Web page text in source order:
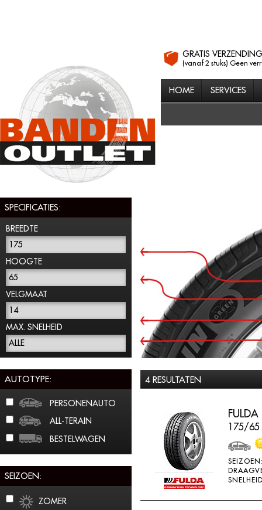
GRATIS VERZENDING
(vanaf 2 stuks) Geen
HOME SERVICES
SPECIFICATIES:
BREEDTE
175
HOOGTE
65
VELGMAAT
14
MAX. SNELHEID
ALLE
AUTOTYPE:
PERSONENAUTO
ALL-TERAIN
BESTELWAGEN
SEIZOEN:
ZOMER
4 RESULTATEN
175/65